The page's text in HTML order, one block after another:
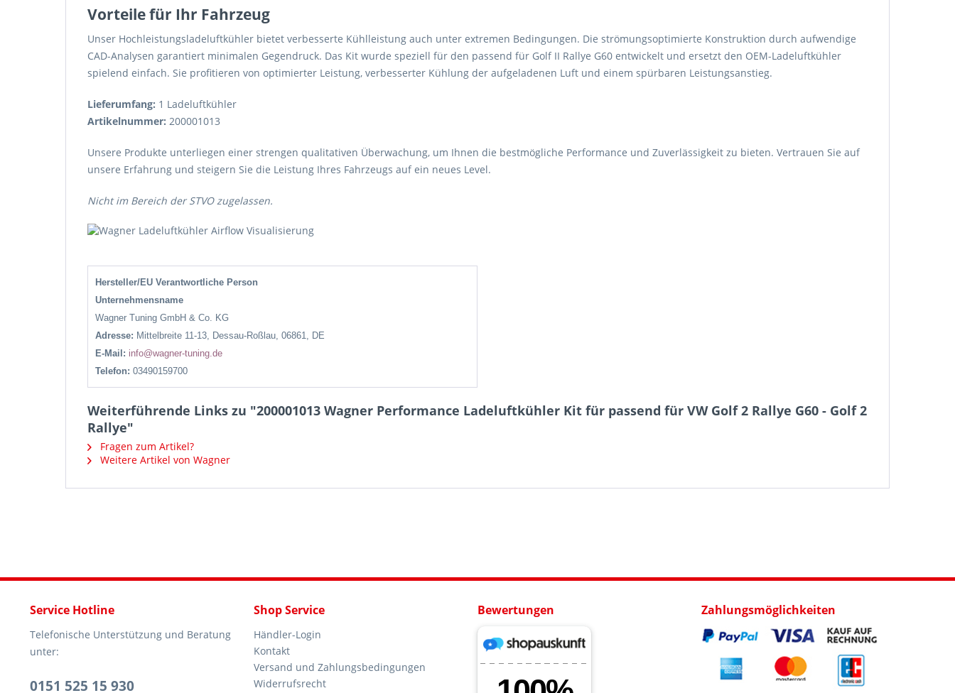
Vorteile für Ihr Fahrzeug
Unser Hochleistungsladeluftkühler bietet verbesserte Kühlleistung auch unter extremen Bedingungen. Die strömungsoptimierte Konstruktion durch aufwendige
CAD-Analysen garantiert minimalen Gegendruck. Das Kit wurde speziell für den passend für Golf II Rallye G60 entwickelt und ersetzt den OEM-Ladeluftkühler
spielend einfach. Sie profitieren von optimierter Leistung, verbesserter Kühlung der aufgeladenen Luft und einem spürbaren Leistungsanstieg.
Lieferumfang: 1 Ladeluftkühler
Artikelnummer: 200001013
Unsere Produkte unterliegen einer strengen qualitativen Überwachung, um Ihnen die bestmögliche Performance und Zuverlässigkeit zu bieten. Vertrauen Sie auf
unsere Erfahrung und steigern Sie die Leistung Ihres Fahrzeugs auf ein neues Level.
Nicht im Bereich der STVO zugelassen.
Hersteller/EU Verantwortliche Person
Unternehmensname
Wagner Tuning GmbH & Co. KG
Adresse: Mittelbreite 11-13, Dessau-Roßlau, 06861, DE
E-Mail: info@wagner-tuning.de
Telefon: 03490159700
Weiterführende Links zu "200001013 Wagner Performance Ladeluftkühler Kit für passend für VW Golf 2 Rallye G60 - Golf 2
Rallye"
Fragen zum Artikel?
Weitere Artikel von Wagner
Service Hotline
Telefonische Unterstützung und Beratung
unter:
0151 525 15 930
Shop Service
Händler-Login
Kontakt
Versand und Zahlungsbedingungen
Widerrufsrecht
Bewertungen Zahlungsmöglichkeiten